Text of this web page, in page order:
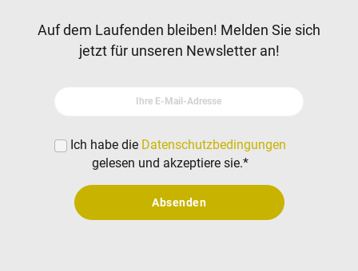
Newsletter
Auf dem Laufenden bleiben! Melden Sie sich
jetzt für unseren Newsletter an!
Ihre E-Mail-Adresse
Ich habe die Datenschutzbedingungen
gelesen und akzeptiere sie.*
Absenden